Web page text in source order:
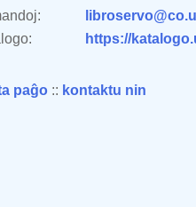
https://
paĝo :: kontaktu nin